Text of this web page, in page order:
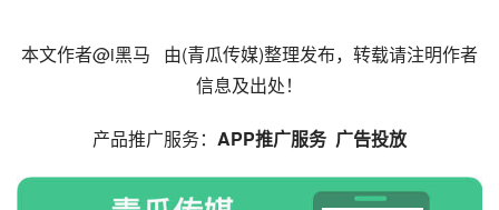
本文作者@i黑马 由(青瓜传媒)整理发布，转载请注明作者
信息及出处！
产品推广服务： APP推广服务 广告投放